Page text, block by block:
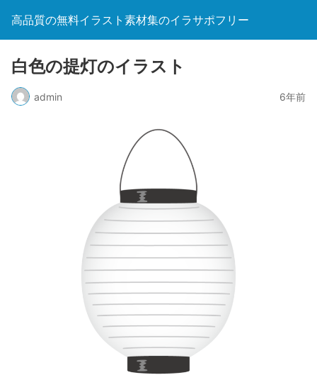
高品質の無料イラスト素材集のイラサポフリー
白色の提灯のイラスト
admin 6年前